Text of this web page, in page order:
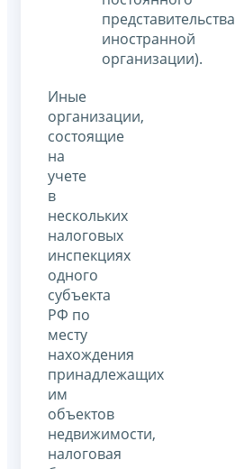
представительства
иностранной
организации).
Иные
организации,
состоящие
на
учете
в
нескольких
налоговых
инспекциях
одного
субъекта
РФ по
месту
нахождения
принадлежащих
им
объектов
недвижимости,
налоговая